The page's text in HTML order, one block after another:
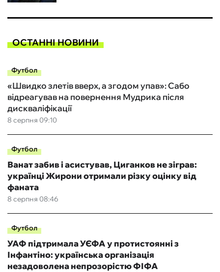
ОСТАННІ НОВИНИ
Футбол
8 серпня 09:10
«Швидко злетів вверх, а згодом упав»: Сабо
відреагував на повернення Мудрика після
дискваліфікації
Футбол
8 серпня 08:46
Ванат забив і асистував, Циганков не зіграв:
українці Жирони отримали різку оцінку від
фаната
Футбол
УАФ підтримала УЄФА у протистоянні з
Інфантіно: українська організація
незадоволена непрозорістю ФІФА